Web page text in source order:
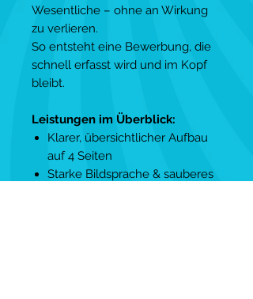
Wesentliche – ohne an Wirkung
zu verlieren.
So entsteht eine Bewerbung, die
schnell erfasst wird und im Kopf
bleibt.
Leistungen im Überblick:
Klarer, übersichtlicher Aufbau
auf 4 Seiten
Starke Bildsprache & sauberes